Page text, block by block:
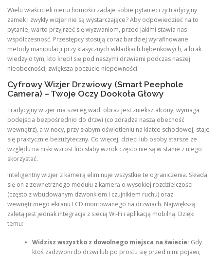
Wielu właścicieli nieruchomości zadaje sobie pytanie: czy tradycyjny
zamek i zwykły wizjer nie są wystarczające? Aby odpowiedzieć na to
pytanie, warto przyjrzeć się wyzwaniom, przed jakimi stawia nas
współczesność. Przestępcy stosują coraz bardziej wyrafinowane
metody manipulacji przy klasycznych wkładkach bębenkowych, a brak
wiedzy o tym, kto kręcił się pod naszymi drzwiami podczas naszej
nieobecności, zwiększa poczucie niepewności.
Cyfrowy Wizjer Drzwiowy (Smart Peephole
Camera) – Twoje Oczy Dookoła Głowy
Tradycyjny wizjer ma szereg wad: obraz jest zniekształcony, wymaga
podejścia bezpośrednio do drzwi (co zdradza naszą obecność
wewnątrz), a w nocy, przy słabym oświetleniu na klatce schodowej, staje
się praktycznie bezużyteczny. Co więcej, dzieci lub osoby starsze ze
względu na niski wzrost lub słaby wzrok często nie są w stanie z niego
skorzystać.
Inteligentny wizjer z kamerą eliminuje wszystkie te ograniczenia. Składa
się on z zewnętrznego modułu z kamerą o wysokiej rozdzielczości
(często z wbudowanym dzwonkiem i czujnikiem ruchu) oraz
wewnętrznego ekranu LCD montowanego na drzwiach. Największą
zaletą jest jednak integracja z siecią Wi-Fi i aplikacją mobilną. Dzięki
temu:
Widzisz wszystko z dowolnego miejsca na świecie: Gdy
ktoś zadzwoni do drzwi lub po prostu się przed nimi pojawi,